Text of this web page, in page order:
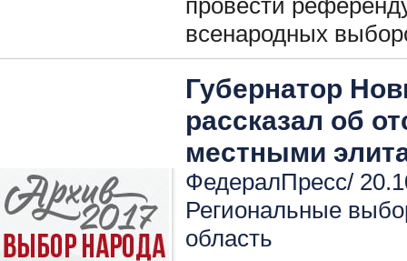
провести
всенародных
Губернатор
рассказал об
местными
ФедералПресс/
Региональные
область